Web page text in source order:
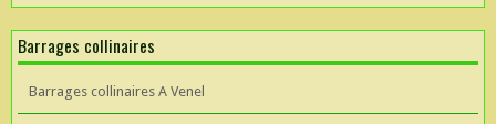
Barrages collinaires
Barrages collinaires A Venel